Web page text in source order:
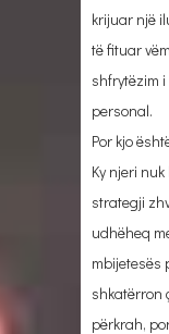
krijuar një
të fituar
shfrytëzim
personal.
Por kjo
Ky njeri
strategji
udhëheq
mbijetesës
shkatërron
përkrah,